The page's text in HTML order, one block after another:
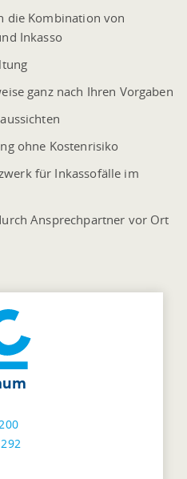
die Kombination von
Inkasso
ganz nach Ihren Vorgaben
ohne Kostenrisiko
für Inkassofälle im
Ansprechpartner vor Ort